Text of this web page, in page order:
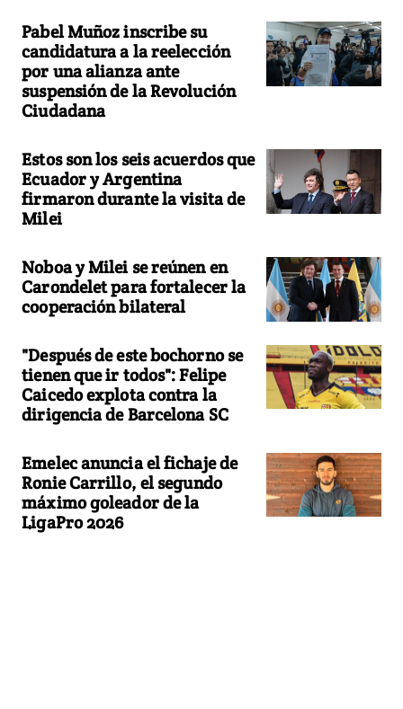
Pabel Muñoz inscribe su
candidatura a la reelección
por una alianza ante
suspensión de la Revolución
Ciudadana
Estos son los seis acuerdos que
Ecuador y Argentina
firmaron durante la visita de
Milei
Noboa y Milei se reúnen en
Carondelet para fortalecer la
cooperación bilateral
"Después de este bochorno se
tienen que ir todos": Felipe
Caicedo explota contra la
dirigencia de Barcelona SC
Emelec anuncia el fichaje de
Ronie Carrillo, el segundo
máximo goleador de la
LigaPro 2026